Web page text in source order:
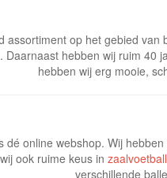
assortiment op het gebied van
. Daarnaast hebben wij ruim 40
hebben wij erg mooie,
dé online webshop. Wij
ook ruime keus in
verschillende